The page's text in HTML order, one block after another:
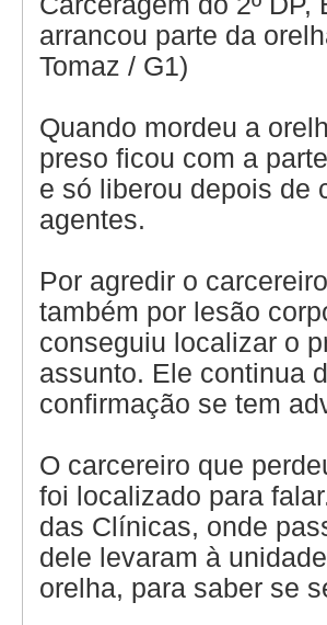
arrancou parte da
Tomaz / G1)
Quando mordeu a
preso ficou com a
e só liberou depois de
agentes.
Por agredir o
também por lesão
conseguiu localizar o
assunto. Ele continua
confirmação se tem
O carcereiro que
foi localizado para
das Clínicas, onde
dele levaram à
orelha, para saber se